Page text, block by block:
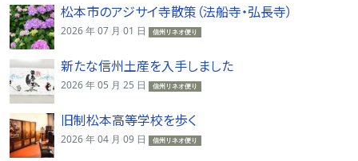
松本市のアジサイ寺散策（法船寺・弘長寺）
2026 年 07 月 01 日 信州リネオ便り
新たな信州土産を入手しました
2026 年 05 月 25 日 信州リネオ便り
旧制松本高等学校を歩く
2026 年 04 月 09 日 信州リネオ便り